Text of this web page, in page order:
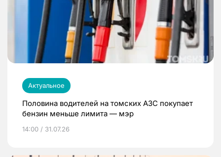
Актуальное
Половина водителей на томских АЗС покупает
бензин меньше лимита — мэр
14:00 / 31.07.26